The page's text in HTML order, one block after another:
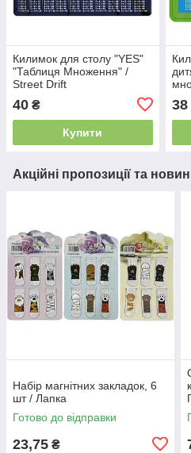
Килимок для столу "YES"
"Таблиця Множення" /
Street Drift
40 ₴
Купити
38
Акційні пропозиції та
Набір магнітних закладок, 6
шт / Лапка
Готово до відправки
23,75 ₴